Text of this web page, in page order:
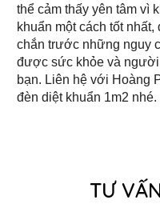
thể cảm thấy yên tâm vì
khuẩn một cách tốt
chắn trước những nguy
được sức khỏe và
bạn. Liên hệ với Hoàng
đèn diệt khuẩn 1m2 nhé.
TƯ